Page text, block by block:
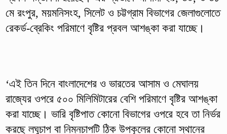
মে রংপুর, ময়মনিসংহ, সিলেট ও চট্টগ্রাম বিভাগের জেলাগুলোতে
রেকর্ড-ব্রেকিং পরিমাণে বৃষ্টির প্রবল আশঙ্কা করা যাচ্ছে।
‘এই তিন দিনে বাংলাদেশের ও ভারতের আসাম ও মেঘালয়
রাজ্যের ওপরে ৫০০ মিলিমিটারের বেশি পরিমাণে বৃষ্টির আশঙ্কা
করা যাচ্ছে। ভারি বৃষ্টিপাত কোনো বিভাগের ওপরে হবে তা নির্ভর
করছে লঘুচাপ বা নিম্নচাপটি ঠিক উপকূলের কোনো স্থানের